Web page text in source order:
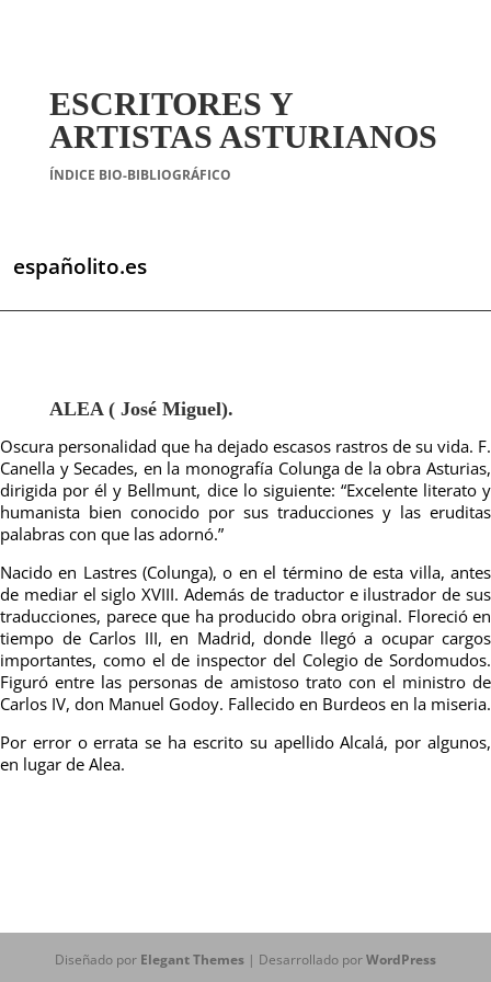
ESCRITORES Y
ARTISTAS ASTURIANOS
ÍNDICE BIO-BIBLIOGRÁFICO
españolito.es
ALEA ( José Miguel).
Oscura personalidad que ha dejado escasos rastros de su vida. F.
Canella y Secades, en la monografía Colunga de la obra Asturias,
dirigida por él y Bellmunt, dice lo siguiente: “Excelente literato y
humanista bien conocido por sus traducciones y las eruditas
palabras con que las adornó.”
Nacido en Lastres (Colunga), o en el término de esta villa, antes
de mediar el siglo XVIII. Además de traductor e ilustrador de sus
traducciones, parece que ha producido obra original. Floreció en
tiempo de Carlos III, en Madrid, donde llegó a ocupar cargos
importantes, como el de inspector del Colegio de Sordomudos.
Figuró entre las personas de amistoso trato con el ministro de
Carlos IV, don Ma­nuel Godoy. Fallecido en Burdeos en la miseria.
Por error o errata se ha escrito su apellido Alcalá, por algunos,
en lugar de Alea.
Diseñado por Elegant Themes| Desarrollado porWordPress